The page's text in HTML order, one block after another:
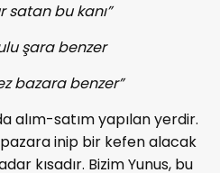
bu kanı”
şara benzer
bazara benzer”
alım-satım yapılan yerdir.
inip bir kefen alacak
kısadır. Bizim Yunus, bu